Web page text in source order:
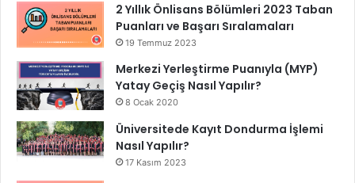
2 Yıllık Önlisans Bölümleri 2023 Taban
Puanları ve Başarı Sıralamaları
19 Temmuz 2023
Merkezi Yerleştirme Puanıyla (MYP)
Yatay Geçiş Nasıl Yapılır?
8 Ocak 2020
Üniversitede Kayıt Dondurma İşlemi
Nasıl Yapılır?
17 Kasım 2023